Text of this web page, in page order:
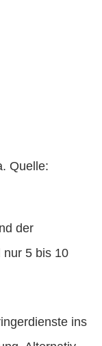
Quelle:
der
nur 5 bis 10
ins